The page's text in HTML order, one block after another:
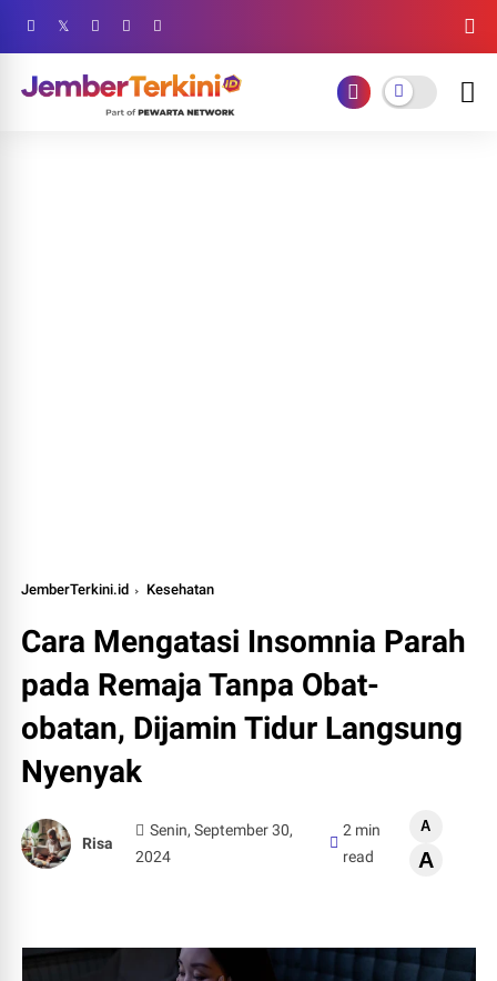
JemberTerkini.id Kesehatan
Cara Mengatasi Insomnia Parah
pada Remaja Tanpa Obat-
obatan, Dijamin Tidur Langsung
Nyenyak
Risa
Senin, September 30,
2024
2 min
read
A
A